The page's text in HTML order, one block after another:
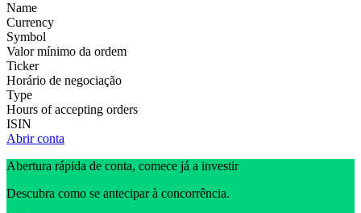
Name
Currency
Symbol
Valor mínimo da ordem
Ticker
Horário de negociação
Type
Hours of accepting orders
ISIN
Abrir conta
Abertura rápida de conta, comece já a investir
Descubra como se antecipar à concorrência.